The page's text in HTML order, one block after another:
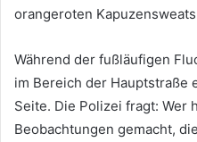
orangeroten
Während der fußläufigen
im Bereich der Hauptstraße
Seite. Die Polizei fragt: Wer
Beobachtungen gemacht,